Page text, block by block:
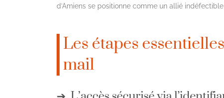
d’Amiens se positionne comme un allié
Les étapes
mail